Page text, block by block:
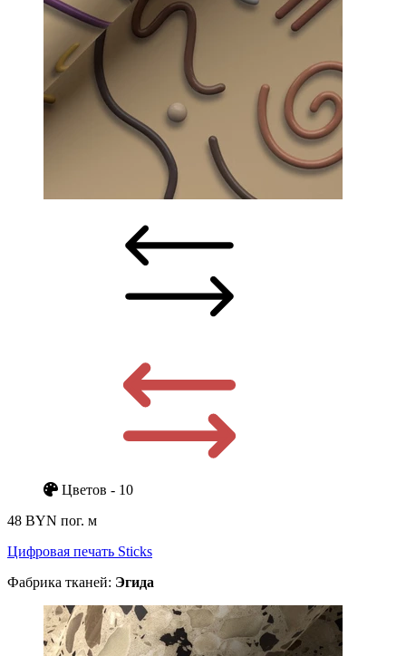
Цветов - 10
48 BYN пог. м
Цифровая печать Sticks
Фабрика тканей: Эгида